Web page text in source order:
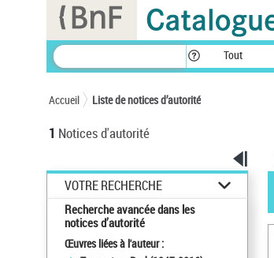
Tout
Accueil Liste de notices d’autorité
1 Notices d'autorité
VOTRE RECHERCHE
Recherche avancée dans les
notices d’autorité
Œuvres liées à l'auteur :
Panneau de gestion des cookies